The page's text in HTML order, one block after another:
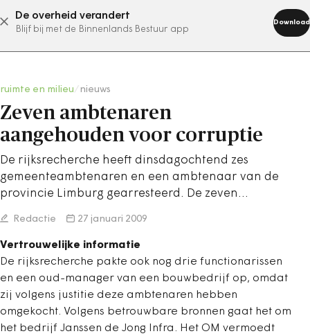
De overheid verandert
Blijf bij met de Binnenlands Bestuur app
Download
abonneer nu
ruimte en milieu nieuws
Zeven ambtenaren
aangehouden voor corruptie
De rijksrecherche heeft dinsdagochtend zes
gemeenteambtenaren en een ambtenaar van de
provincie Limburg gearresteerd. De zeven…
Redactie 27 januari 2009
Vertrouwelijke informatie
De rijksrecherche pakte ook nog drie functionarissen
en een oud-manager van een bouwbedrijf op, omdat
zij volgens justitie deze ambtenaren hebben
omgekocht. Volgens betrouwbare bronnen gaat het om
het bedrijf Janssen de Jong Infra. Het OM vermoedt